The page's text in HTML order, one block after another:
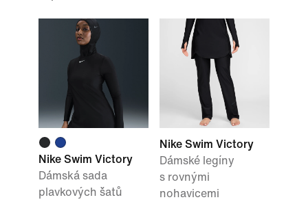
Nike Swim Victory
Dámská sada
plavkových šatů
Nike Swim Victory
Dámské legíny
s rovnými
nohavicemi